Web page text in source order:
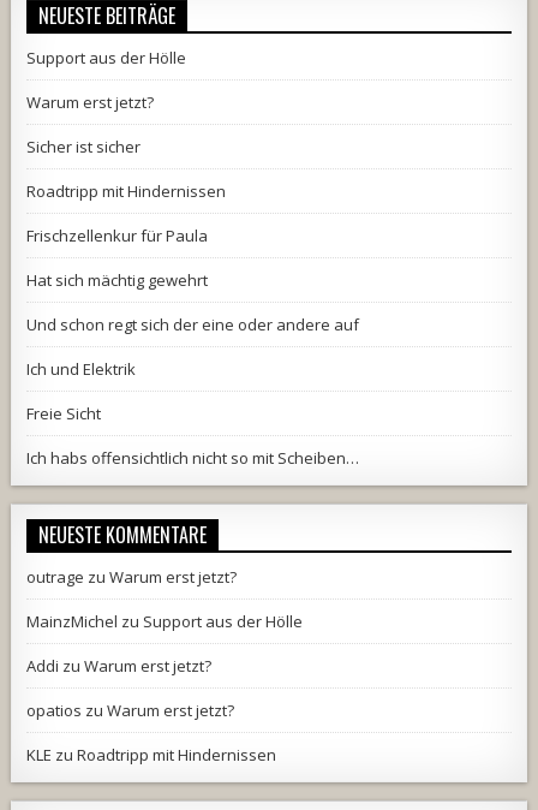
NEUESTE BEITRÄGE
Support aus der Hölle
Warum erst jetzt?
Sicher ist sicher
Roadtripp mit Hindernissen
Frischzellenkur für Paula
Hat sich mächtig gewehrt
Und schon regt sich der eine oder andere auf
Ich und Elektrik
Freie Sicht
Ich habs offensichtlich nicht so mit Scheiben…
NEUESTE KOMMENTARE
outrage zuWarum erst jetzt?
MainzMichel zu Support aus der Hölle
Addi zuWarum erst jetzt?
opatios zuWarum erst jetzt?
KLE zuRoadtripp mit Hindernissen